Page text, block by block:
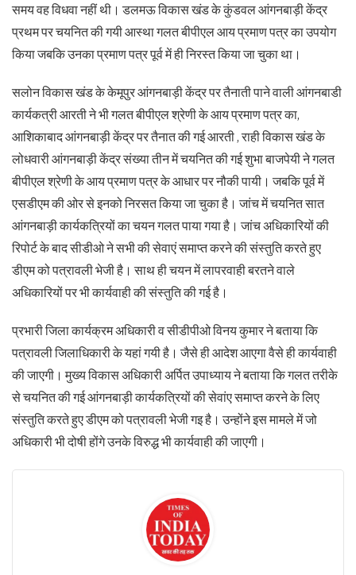
समय वह विधवा नहीं थी। डलमऊ विकास खंड के कुंडवल आंगनबाड़ी केंद्र
प्रथम पर चयनित की गयी आस्था गलत बीपीएल आय प्रमाण पत्र का उपयोग
किया जबकि उनका प्रमाण पत्र पूर्व में ही निरस्त किया जा चुका था।
सलोन विकास खंड के केमूपुर आंगनबाड़ी केंद्र पर तैनाती पाने वाली आंगनबाडी
कार्यकत्री आरती ने भी गलत बीपीएल श्रेणी के आय प्रमाण पत्र का,
आशिकाबाद आंगनबाड़ी केंद्र पर तैनात की गई आरती , राही विकास खंड के
लोधवारी आंगनबाड़ी केंद्र संख्या तीन में चयनित की गई शुभा बाजपेयी ने गलत
बीपीएल श्रेणी के आय प्रमाण पत्र के आधार पर नौकी पायी। जबकि पूर्व में
एसडीएम की ओर से इनको निरसत किया जा चुका है। जांच में चयनित सात
आंगनबाड़ी कार्यकत्रियों का चयन गलत पाया गया है। जांच अधिकारियों की
रिपोर्ट के बाद सीडीओ ने सभी की सेवाएं समाप्त करने की संस्तुति करते हुए
डीएम को पत्रावली भेजी है। साथ ही चयन में लापरवाही बरतने वाले
अधिकारियों पर भी कार्यवाही की संस्तुति की गई है।
प्रभारी जिला कार्यक्रम अधिकारी व सीडीपीओ विनय कुमार ने बताया कि
पत्रावली जिलाधिकारी के यहां गयी है। जैसे ही आदेश आएगा वैसे ही कार्यवाही
की जाएगी। मुख्य विकास अधिकारी अर्पित उपाध्याय ने बताया कि गलत तरीके
से चयनित की गई आंगनबाड़ी कार्यकत्रियों की सेवांए समाप्त करने के लिए
संस्तुति करते हुए डीएम को पत्रावली भेजी गइ है। उन्होंने इस मामले में जो
अधिकारी भी दोषी होंगे उनके विरुद्ध भी कार्यवाही की जाएगी।